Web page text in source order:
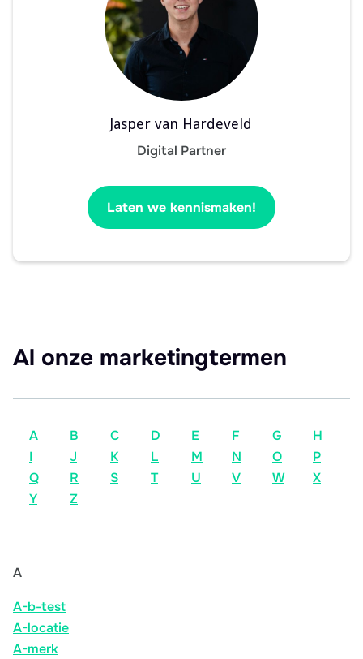
Jasper van Hardeveld
Digital Partner
Laten we kennismaken!
Al onze marketingtermen
A B C D E F G
H
I
J K L M N O
P
Q
R S T U V W
X
Y
Z
A
A-b-test
A-locatie
A-merk